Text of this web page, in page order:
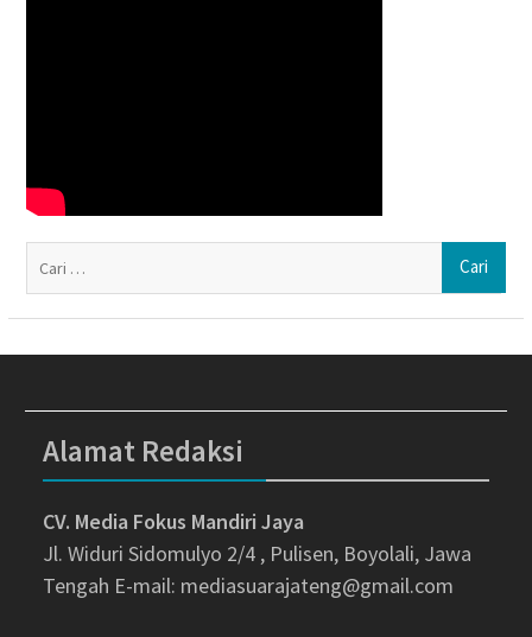
Alamat Redaksi
CV. Media Fokus Mandiri Jaya
Jl. Widuri Sidomulyo 2/4 , Pulisen, Boyolali, Jawa
Tengah E-mail: mediasuarajateng@gmail.com